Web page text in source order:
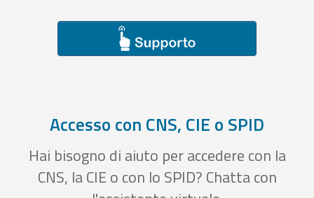
Accesso con CNS, CIE o SPID
Hai bisogno di aiuto per accedere con la
CNS, la CIE o con lo SPID? Chatta con